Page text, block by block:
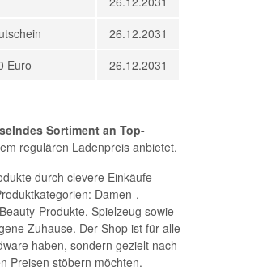
26.12.2031
Euro 26.12.2031
Sortiment an Top-
regulären Ladenpreis anbietet.
durch clevere Einkäufe
Damen-,
Produkte, Spielzeug sowie
Zuhause. Der Shop ist für alle
haben, sondern gezielt nach
Preisen stöbern möchten.